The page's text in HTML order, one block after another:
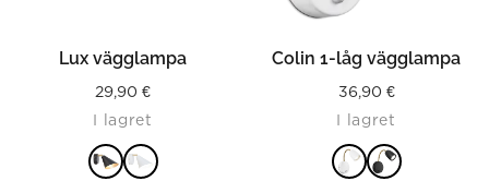
Lux vägglampa
29,90 €
I lagret
Colin 1-låg vägglampa
36,90 €
I lagret